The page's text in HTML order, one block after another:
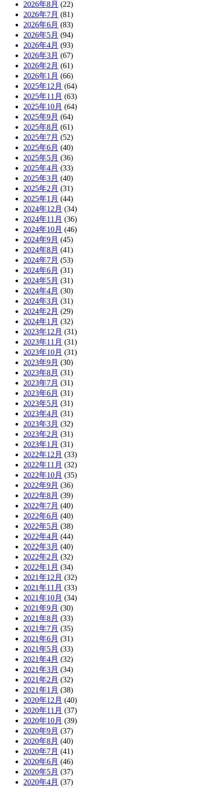
2026年8月 (22)
2026年7月 (81)
2026年6月 (83)
2026年5月 (94)
2026年4月 (93)
2026年3月 (67)
2026年2月 (61)
2026年1月 (66)
2025年12月 (64)
2025年11月 (63)
2025年10月 (64)
2025年9月 (64)
2025年8月 (61)
2025年7月 (52)
2025年6月 (40)
2025年5月 (36)
2025年4月 (33)
2025年3月 (40)
2025年2月 (31)
2025年1月 (44)
2024年12月 (34)
2024年11月 (36)
2024年10月 (46)
2024年9月 (45)
2024年8月 (41)
2024年7月 (53)
2024年6月 (31)
2024年5月 (31)
2024年4月 (30)
2024年3月 (31)
2024年2月 (29)
2024年1月 (32)
2023年12月 (31)
2023年11月 (31)
2023年10月 (31)
2023年9月 (30)
2023年8月 (31)
2023年7月 (31)
2023年6月 (31)
2023年5月 (31)
2023年4月 (31)
2023年3月 (32)
2023年2月 (31)
2023年1月 (31)
2022年12月 (33)
2022年11月 (32)
2022年10月 (35)
2022年9月 (36)
2022年8月 (39)
2022年7月 (40)
2022年6月 (40)
2022年5月 (38)
2022年4月 (44)
2022年3月 (40)
2022年2月 (32)
2022年1月 (34)
2021年12月 (32)
2021年11月 (33)
2021年10月 (34)
2021年9月 (30)
2021年8月 (33)
2021年7月 (35)
2021年6月 (31)
2021年5月 (33)
2021年4月 (32)
2021年3月 (34)
2021年2月 (32)
2021年1月 (38)
2020年12月 (40)
2020年11月 (37)
2020年10月 (39)
2020年9月 (37)
2020年8月 (40)
2020年7月 (41)
2020年6月 (46)
2020年5月 (37)
2020年4月 (37)